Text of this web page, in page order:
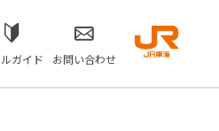
ガイド お問い合わせ